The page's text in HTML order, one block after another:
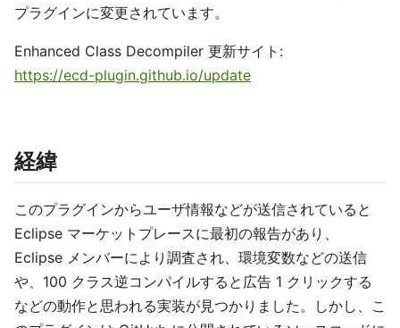
プラグインに変更されています。
Enhanced Class Decompiler 更新サイト:
https://ecd-plugin.github.io/update
経緯
このプラグインからユーザ情報などが送信されていると
Eclipse マーケットプレースに最初の報告があり、
Eclipse メンバーにより調査され、環境変数などの送信
や、100 クラス逆コンパイルすると広告 1 クリックする
などの動作と思われる実装が見つかりました。しかし、こ